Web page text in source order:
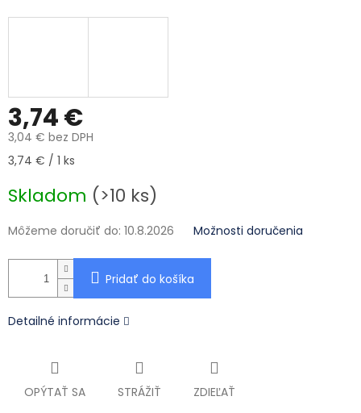
3,74 €
3,04 € bez DPH
Jednotková cena:
3,74 € / 1 ks
Skladom (>10 ks)
Môžeme doručiť do: 10.8.2026 Možnosti doručenia
Pridať do košíka
Detailné informácie
OPÝTAŤ SA STRÁŽIŤ ZDIEĽAŤ